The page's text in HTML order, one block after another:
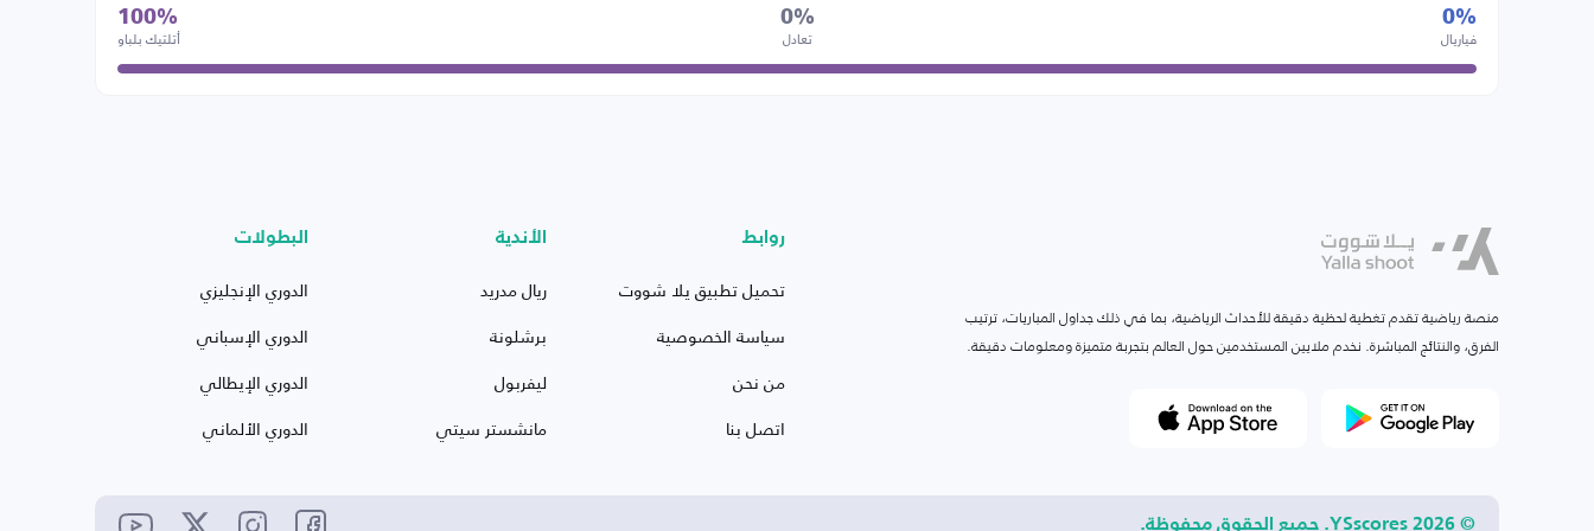
0%
فياريال
0%
تعادل
100%
أتلتيك بلباو
منصة رياضية تقدم تغطية لحظية دقيقة للأحداث الرياضية، بما في ذلك جداول المباريات، ترتيب
الفرق، والنتائج المباشرة. نخدم ملايين المستخدمين حول العالم بتجربة متميزة ومعلومات دقيقة.
روابط
تحميل تطبيق يلا شووت
سياسة الخصوصية
من نحن
اتصل بنا
الأندية
ريال مدريد
برشلونة
ليفربول
مانشستر سيتي
البطولات
الدوري الإنجليزي
الدوري الإسباني
الدوري الإيطالي
الدوري الألماني
© 2026 YSscores. جميع الحقوق محفوظة.